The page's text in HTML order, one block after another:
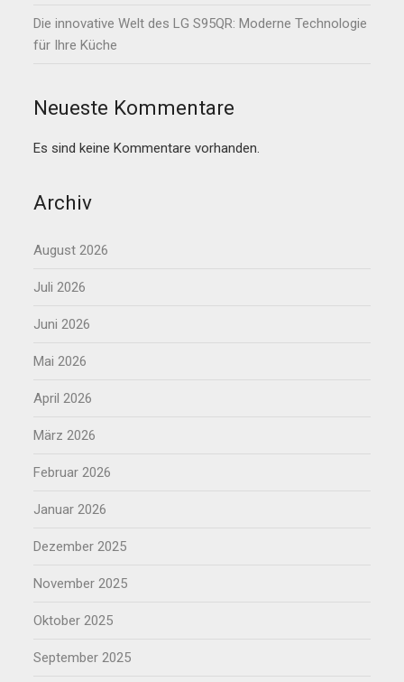
Die innovative Welt des LG S95QR: Moderne Technologie
für Ihre Küche
Neueste Kommentare
Es sind keine Kommentare vorhanden.
Archiv
August 2026
Juli 2026
Juni 2026
Mai 2026
April 2026
März 2026
Februar 2026
Januar 2026
Dezember 2025
November 2025
Oktober 2025
September 2025